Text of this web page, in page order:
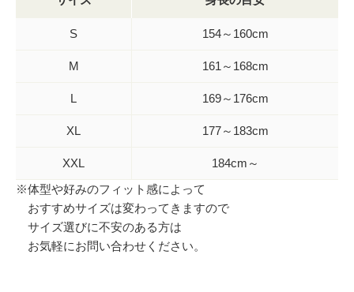
S 154～160cm
M 161～168cm
L 169～176cm
XL 177～183cm
XXL
184cm～
※体型や好みのフィット感によって
おすすめサイズは変わってきますので
サイズ選びに不安のある方は
お気軽にお問い合わせください。